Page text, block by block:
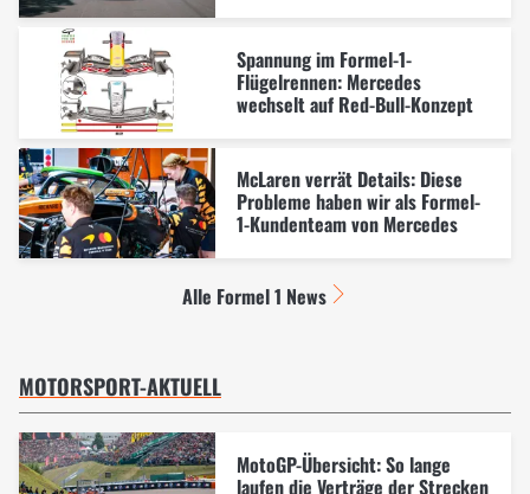
Spannung im Formel-1-
Flügelrennen: Mercedes
wechselt auf Red-Bull-Konzept
McLaren verrät Details: Diese
Probleme haben wir als Formel-
1-Kundenteam von Mercedes
Alle Formel 1 News
MOTORSPORT-AKTUELL
MotoGP-Übersicht: So lange
laufen die Verträge der Strecken